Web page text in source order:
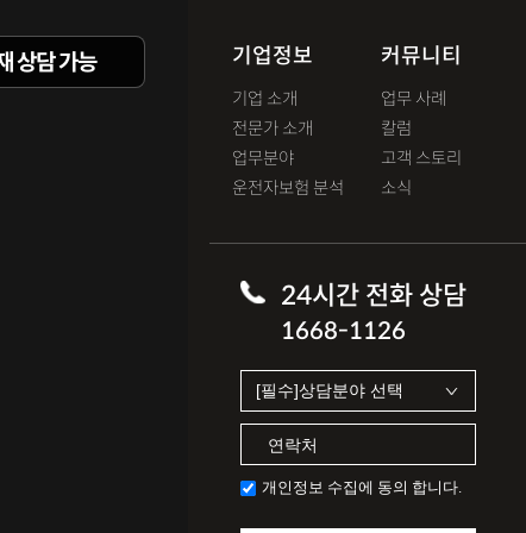
상담 가능 기업정보
기업 소개
전문가 소개
업무분야
운전자보험 분석
커뮤니티
업무 사례
칼럼
고객 스토리
소식
24시간 전화 상담
1668-1126
개인정보 수집에 동의 합니다.